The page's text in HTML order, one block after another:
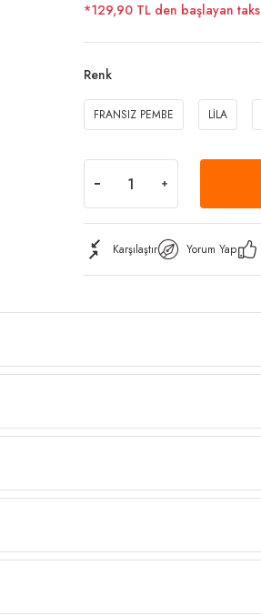
*129,90 TL den başlayan
Renk
FRANSIZ PEMBE LİLA
Karşılaştır Yorum Yap